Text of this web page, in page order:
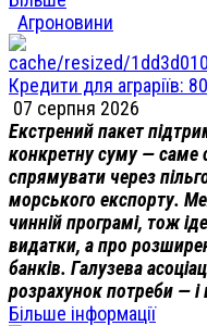
Агроновини
Кредити для аграріїв:
07 серпня 2026
Екстрений пакет
конкретну суму — саме
спрямувати через
морського експорту.
чинній програмі, тож
видатки, а про
банків. Галузева
розрахунок потреби — і
Більше інформації